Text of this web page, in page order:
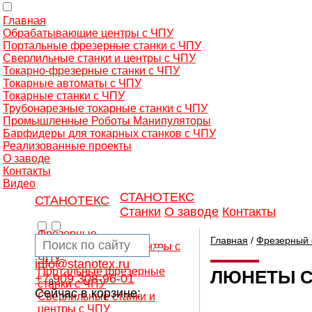
Главная
Обрабатывающие центры с ЧПУ
Портальные фрезерные станки с ЧПУ
Сверлильные станки и центры с ЧПУ
Токарно-фрезерные станки с ЧПУ
Токарные автоматы с ЧПУ
Токарные станки с ЧПУ
Трубонарезные токарные станки с ЧПУ
Промышленные Роботы Манипуляторы
Барфидеры для токарных станков с ЧПУ
Реализованные проекты
О заводе
Контакты
Видео
СТАНОТЕКС
СТАНОТЕКС
Станки О заводе Контакты
info@stanotex.ru
+7 909 308-96-01
Сейчас в корзине:
0
Фрезерные
обрабатывающие центры с
ЧПУ
Портальные фрезерные
станки с ЧПУ
Сверлильные станки и
центры с ЧПУ
Главная / Фрезерный
ЛЮНЕТЫ